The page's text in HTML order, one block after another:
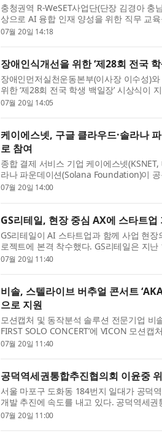
충청권역 R-WeSET사업단(단장 김경아
상으로 AI 융합 인재 양성을 위한 직무 교
한 달간 진행됐으며, 40여 명의 수료생을
07월 20일 14:18
장애인식개선을 위한 ‘제28회 전국
장애인먼저실천운동본부(이사장 이수성)
위한 ‘제28회 전국 학생 백일장’ 시상식​이
아트홀봄에서 성황리에 개최됐다. 올해 백
07월 20일 14:05
케이에스넷, 구글 클라우드·솔라나
로 참여
종합 결제 서비스 기업 케이에스넷
라나 파운데이션(Solana Foundation)이
톤’에 기관 파트너로 참여한다. 이번 해커
07월 20일 14:00
GS리테일, 현장 중심 AX에 스타트업
GS리테일이 AI 스타트업과 함께 사업 현
로젝트에 본격 착수했다. GS리테일은 지
그램 ‘더 지에스 챌린지 퓨처 리테일(이하 ‘
07월 20일 11:40
비솔, 스텔라이브 버추얼 콘서트
으로 지원
모션캡처 및 동작분석 솔루션 전문기업 비
FIRST SOLO CONCERT’에 VICON 모션
성공적인 운영을 지원했다고 밝혔다. 이번
07월 20일 11:40
공덕역세권통합추진협의회 이윤중
서울 마포구 도화동 184번지 일대가 공덕
개발 추진에 속도를 내고 있다. 공덕역세
속통합기획, 역세권 장기전세주택, 역세권
07월 20일 11:00